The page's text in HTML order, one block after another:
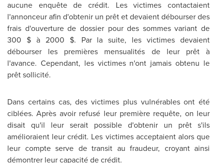
aucune enquête de crédit. Les victimes contactaient
l'annonceur afin d'obtenir un prêt et devaient débourser des
frais d'ouverture de dossier pour des sommes variant de
300 $ à 2000 $. Par la suite, les victimes devaient
débourser les premières mensualités de leur prêt à
l'avance. Cependant, les victimes n'ont jamais obtenu le
prêt sollicité.
Dans certains cas, des victimes plus vulnérables ont été
ciblées. Après avoir refusé leur première requête, on leur
disait qu'il leur serait possible d'obtenir un prêt s'ils
amélioraient leur crédit. Les victimes acceptaient alors que
leur compte serve de transit au fraudeur, croyant ainsi
démontrer leur capacité de crédit.